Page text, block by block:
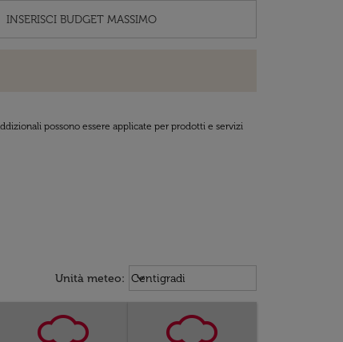
possono essere applicate per prodotti e servizi
Unità meteo: Weather unit option Centigradi
Centigradi
keyboard_arrow_down